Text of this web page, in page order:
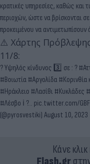
κρατικές υπηρεσίες, καθώς και
περιοχών, ώστε να βρίσκονται
προκειμένου να
⚠️ Χάρτης
11/8:
? Υψηλός κίνδυνος 3️⃣ σε : ?
#Βοιωτία #Αργολίδα #Κορινθία
#Ηράκλειο #Λασίθι #Κυκλάδες
#Λέσβο ℹ️ ?… pic.twitter.com/
(@pyrosvestiki) August 10, 2023
Κάνε
Flash.gr